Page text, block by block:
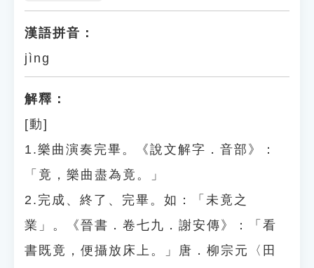
漢語拼音：
jìng
解釋：
[動]
1.樂曲演奏完畢。《說文解字．音部》：
「竟，樂曲盡為竟。」
2.完成、終了、完畢。如：「未竟之
業」。《晉書．卷七九．謝安傳》：「看
書既竟，便攝放床上。」唐．柳宗元〈田